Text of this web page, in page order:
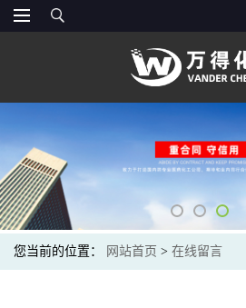
您当前的位置： 网站首页 > 在线留言